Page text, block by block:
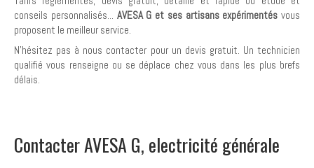
conseils personnalisés... AVESA G et ses artisans expérimentés vous
proposent le meilleur service.
N'hésitez pas à nous contacter pour un devis gratuit. Un technicien
qualifié vous renseigne ou se déplace chez vous dans les plus brefs
délais.
Contacter AVESA G, electricité générale